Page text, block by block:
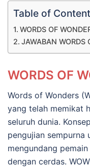
Table of
WORDS OF
JAWABAN WORDS
WORDS OF
Words of Wonders
yang telah memikat
seluruh dunia.
pengujian sempurna
mengundang
dengan cerdas.